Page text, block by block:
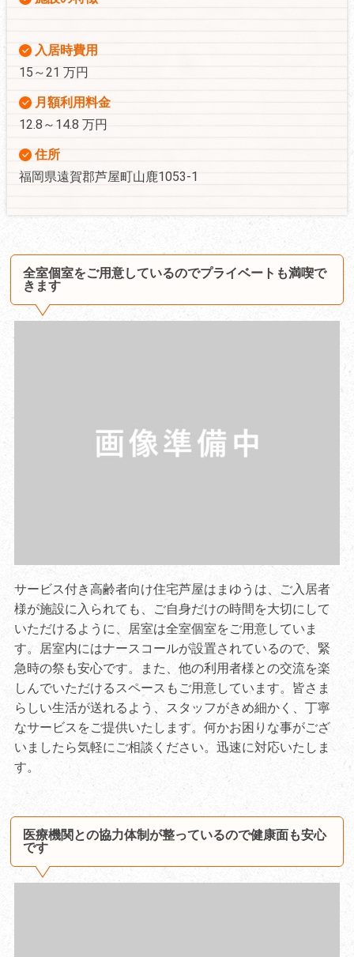
入居時費用
15～21 万円
月額利用料金
12.8～14.8 万円
住所
福岡県遠賀郡芦屋町山鹿1053-1
全室個室をご用意しているのでプライベートも満喫で
きます
サービス付き高齢者向け住宅芦屋はまゆうは、ご入居者
様が施設に入られても、ご自身だけの時間を大切にして
いただけるように、居室は全室個室をご用意していま
す。居室内にはナースコールが設置されているので、緊
急時の祭も安心です。また、他の利用者様との交流を楽
しんでいただけるスペースもご用意しています。皆さま
らしい生活が送れるよう、スタッフがきめ細かく、丁寧
なサービスをご提供いたします。何かお困りな事がござ
いましたら気軽にご相談ください。迅速に対応いたしま
す。
医療機関との協力体制が整っているので健康面も安心
です